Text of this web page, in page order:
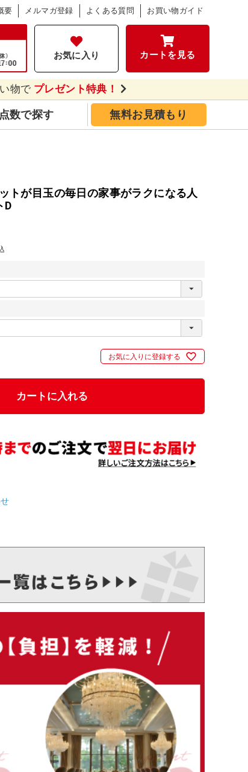
要 メルマガ登録 よくある質問 お買い物ガイド
お気に入り カートを見る
物で プレゼント特典！
点数で探す 無料お見積もり
トが目玉の毎日の家事がラクになる人
D
お気に入りに登録する
カートに入れる